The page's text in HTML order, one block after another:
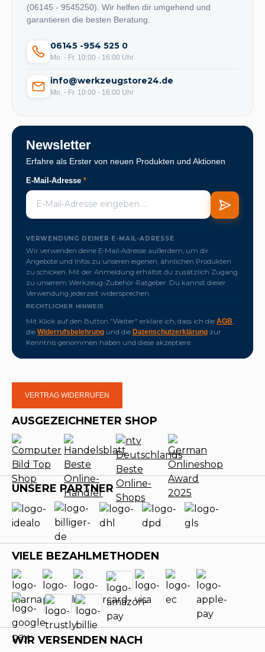
(06145 - 9545250). Wir helfen dir umgehend und
garantieren die besten Beratung.
06145 -954 525 0
Mo. - Fr. 10:00 - 16:00 Uhr
info@werkzeugstore24.de
Mo. - Fr. 10:00 - 16:00 Uhr
Newsletter
Erfahre als Erster von neuen Produkten und Aktionen
E-Mail-Adresse *
VERWENDUNG DEINER E-MAIL-ADRESSE
Wir verwenden deine E-Mail-Adresse außerdem, um dir
Angebote und Infos zu unseren eigenen, ähnlichen Produkten
zu schicken. Mit der Anmeldung erhältst du zusätzlich Zugang
zu unserem Werkzeug-Zubehör-Ratgeber. Du kannst dieser
Verwendung jederzeit widersprechen.
RECHTLICHER HINWEIS
Mit Klick auf den Button "Weiter" erkläre ich, dass ich die AGB
die Widerrufsbelehrung und die Datenschutzerklärung zur
Kenntnis genommen haben und diese akzeptiere.
VERTRAG WIDERRUFEN
AUSGEZEICHNETER SHOP
UNSERE PARTNER
VIELE BEZAHLMETHODEN
WIR VERSENDEN NACH